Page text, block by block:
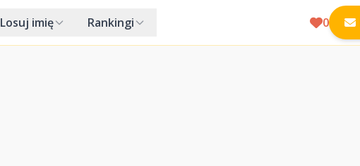
Losuj imię Rankingi 0